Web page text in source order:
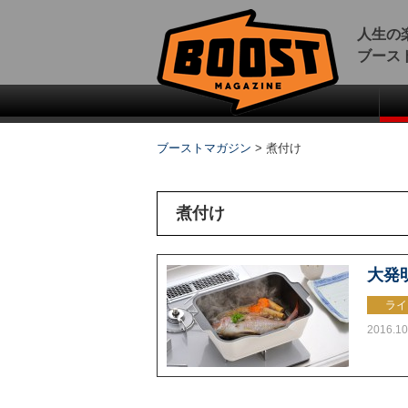
人生の
ブース
ブーストマガジン > 煮付け
煮付け
大発
ラ